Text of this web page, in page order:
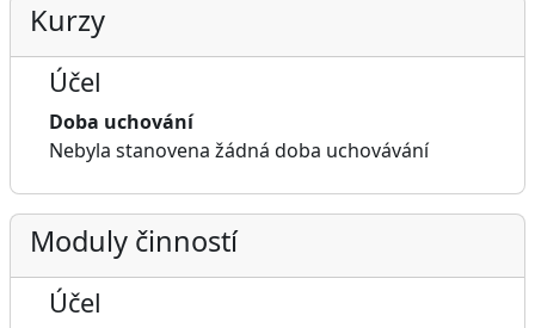
Kurzy
Účel
Doba uchování
Nebyla stanovena žádná doba uchovávání
Moduly činností
Účel